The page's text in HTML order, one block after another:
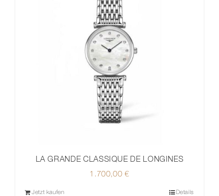
LA GRANDE CLASSIQUE DE LONGINES
1.700,00€
Jetzt kaufen Details